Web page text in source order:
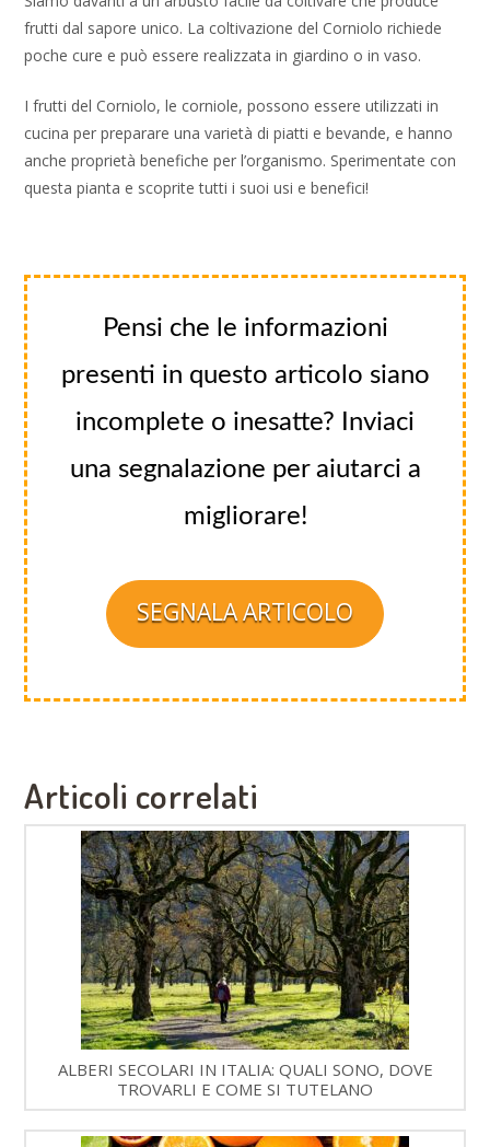
frutti dal sapore unico. La coltivazione del Corniolo richiede
poche cure e può essere realizzata in giardino o in vaso.
I frutti del Corniolo, le corniole, possono essere utilizzati in
cucina per preparare una varietà di piatti e bevande, e hanno
anche proprietà benefiche per l’organismo. Sperimentate con
questa pianta e scoprite tutti i suoi usi e benefici!
Pensi che le informazioni
presenti in questo articolo siano
incomplete o inesatte? Inviaci
una segnalazione per aiutarci a
migliorare!
SEGNALA ARTICOLO
Articoli correlati
ALBERI SECOLARI IN ITALIA: QUALI SONO, DOVE
TROVARLI E COME SI TUTELANO